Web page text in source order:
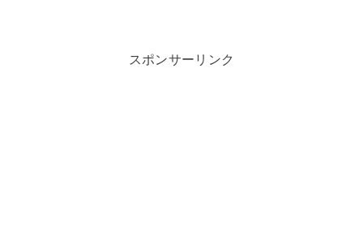
スポンサーリンク